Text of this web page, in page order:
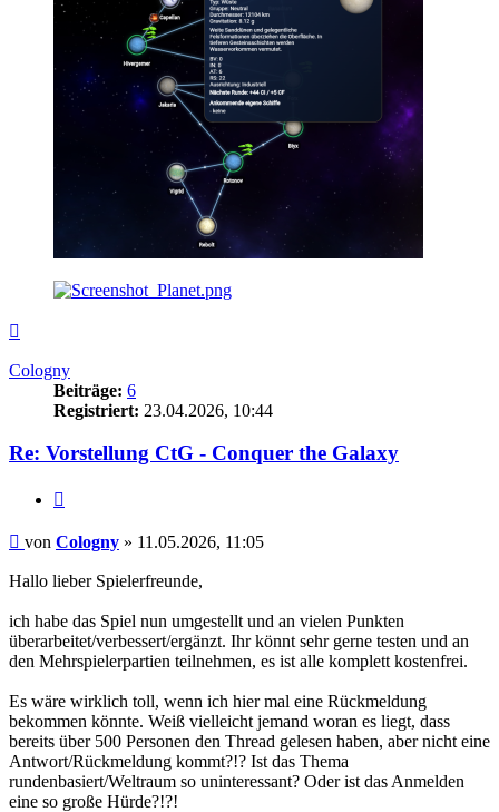
Cologny
Beiträge: 6
Registriert: 23.04.2026, 10:44
Re: Vorstellung CtG - Conquer the Galaxy
Beitrag
von Cologny » 11.05.2026, 11:05
Hallo lieber Spielerfreunde,
ich habe das Spiel nun umgestellt und an vielen Punkten
überarbeitet/verbessert/ergänzt. Ihr könnt sehr gerne testen und an
den Mehrspielerpartien teilnehmen, es ist alle komplett kostenfrei.
Es wäre wirklich toll, wenn ich hier mal eine Rückmeldung
bekommen könnte. Weiß vielleicht jemand woran es liegt, dass
bereits über 500 Personen den Thread gelesen haben, aber nicht eine
Antwort/Rückmeldung kommt?!? Ist das Thema
rundenbasiert/Weltraum so uninteressant? Oder ist das Anmelden
eine so große Hürde?!?!